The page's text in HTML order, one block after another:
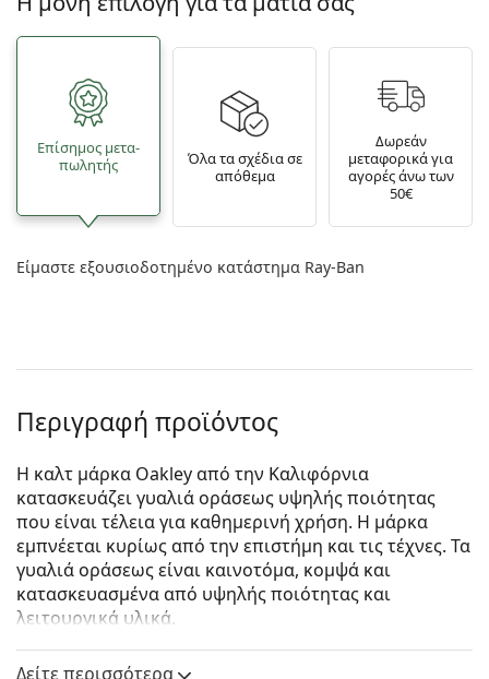
Επίσημος μετα­
πωλητής
Όλα τα σχέδια σε
απόθεμα
Δωρεάν
μεταφορικά για
αγορές άνω των
50€
Είμαστε εξουσιοδοτημένο κατάστημα Ray-Ban
Περιγραφή προϊόντος
Η καλτ μάρκα Oakley από την Καλιφόρνια
κατασκευάζει γυαλιά οράσεως υψηλής ποιότητας
που είναι τέλεια για καθημερινή χρήση. Η μάρκα
εμπνέεται κυρίως από την επιστήμη και τις τέχνες. Τα
γυαλιά οράσεως είναι καινοτόμα, κομψά και
κατασκευασμένα από υψηλής ποιότητας και
λειτουργικά υλικά.
Oakley Exchange OX8055 805506 54είναι αντρικά
Δείτε περισσότερα